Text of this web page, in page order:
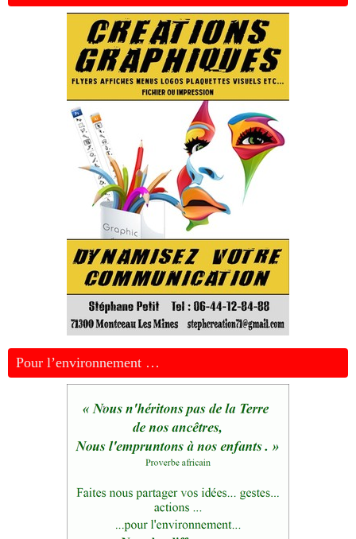
Pour l’environnement …